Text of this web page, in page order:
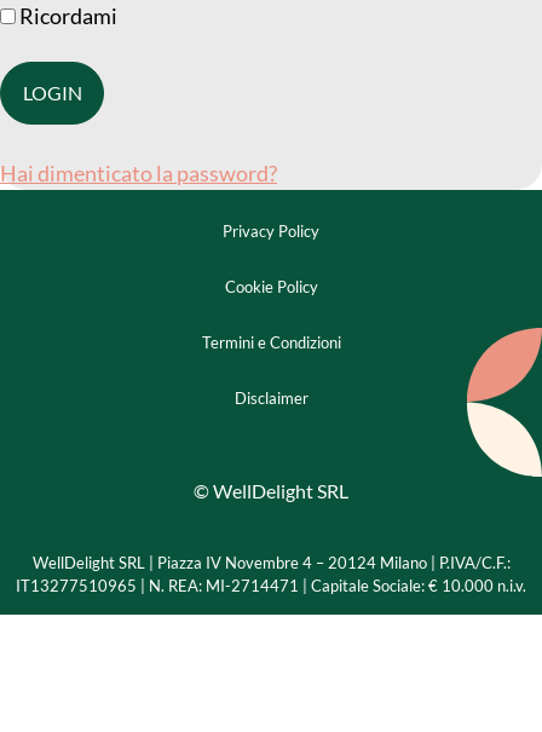
Ricordami
Hai dimenticato la password?
Privacy Policy
Cookie Policy
Termini e Condizioni
Disclaimer
© WellDelight SRL
WellDelight SRL | Piazza IV Novembre 4 – 20124 Milano | P.IVA/C.F.:
IT13277510965 | N. REA: MI-2714471 | Capitale Sociale: € 10.000 n.i.v.